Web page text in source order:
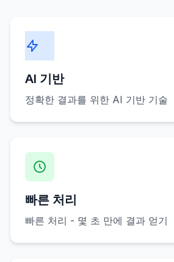
AI 기반
정확한 결과를 위한 AI 기반 기술
빠른 처리
빠른 처리 - 몇 초 만에 결과 얻기